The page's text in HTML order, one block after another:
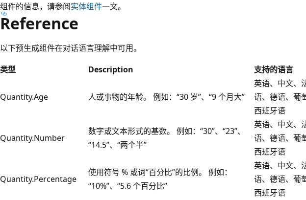
组件的信息，请参阅实体组件一文。
Reference
以下预生成组件在对话语言理解中可用。
类型
Description 支持的语言
Quantity.Age 人或事物的年龄。 例如：“30 岁”、“9 个月大”
英语、中文、
语、德语、葡
西班牙语
Quantity.Number
数字或文本形式的基数。 例如：“30”、“23”、
“14.5”、“两个半”
英语、中文、
语、德语、葡
西班牙语
Quantity.Percentage
使用符号 % 或词“百分比”的比例。 例如：
“10%”、“5.6 个百分比”
英语、中文、
语、德语、葡
西班牙语